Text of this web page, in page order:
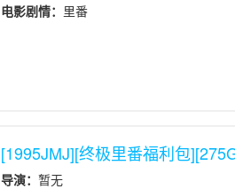
电影剧情： 里番
[1995JMJ][终极里番福利包
导演： 暂无